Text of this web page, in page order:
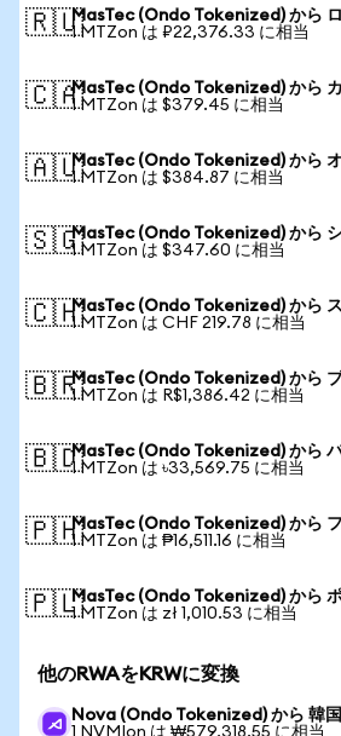
🇷🇺MasTec (Ondo Tokenized) から
1 MTZon は ₽22,376.33 に相当
🇨🇦MasTec (Ondo Tokenized) から
1 MTZon は $379.45 に相当
🇦🇺MasTec (Ondo Tokenized) から
1 MTZon は $384.87 に相当
🇸🇬MasTec (Ondo Tokenized) から
1 MTZon は $347.60 に相当
🇨🇭MasTec (Ondo Tokenized) から
1 MTZon は CHF 219.78 に相当
🇧🇷MasTec (Ondo Tokenized) から
1 MTZon は R$1,386.42 に相当
🇧🇩MasTec (Ondo Tokenized) から
1 MTZon は ৳33,569.75 に相当
🇵🇭MasTec (Ondo Tokenized) から
1 MTZon は ₱16,511.16 に相当
🇵🇱MasTec (Ondo Tokenized) から
1 MTZon は zł 1,010.53 に相当
他のRWAをKRWに変換
Nova (Ondo Tokenized) から 韓
1 NVMIon は ₩579,318.55 に相当